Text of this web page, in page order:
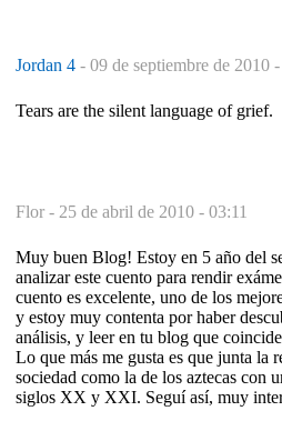
Jordan 4 - 09 de septiembre de 2010
Tears are the silent language of grief.
Flor - 25 de abril de 2010 - 03:11
Muy buen Blog! Estoy en 5 año del
analizar este cuento para rendir
cuento es excelente, uno de los
y estoy muy contenta por haber
análisis, y leer en tu blog que
Lo que más me gusta es que junta la
sociedad como la de los aztecas con
siglos XX y XXI. Seguí así, muy